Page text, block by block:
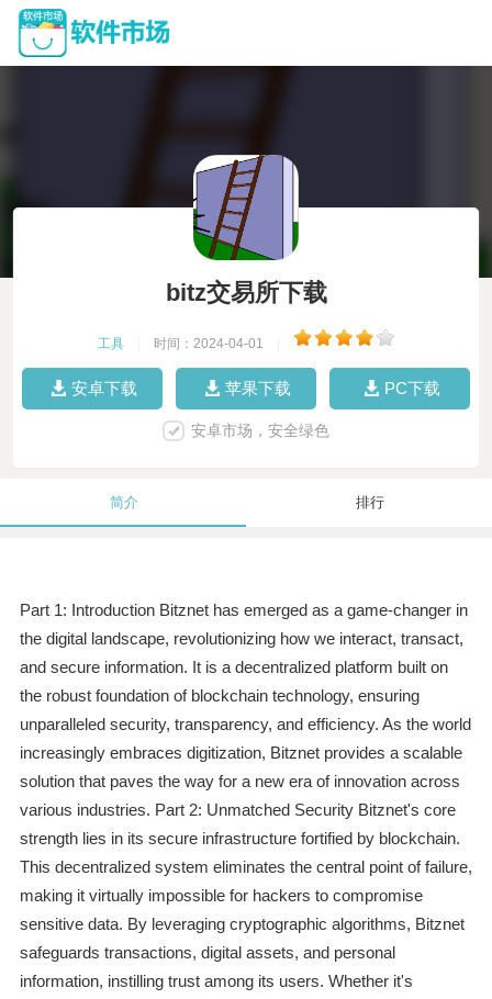
bitz交易所下载
工具 时间：2024-04-01
安卓下载 苹果下载 PC下载
安卓市场，安全绿色
简介 排行
Part 1: Introduction Bitznet has emerged as a game-changer in
the digital landscape, revolutionizing how we interact, transact,
and secure information. It is a decentralized platform built on
the robust foundation of blockchain technology, ensuring
unparalleled security, transparency, and efficiency. As the world
increasingly embraces digitization, Bitznet provides a scalable
solution that paves the way for a new era of innovation across
various industries. Part 2: Unmatched Security Bitznet's core
strength lies in its secure infrastructure fortified by blockchain.
This decentralized system eliminates the central point of failure,
making it virtually impossible for hackers to compromise
sensitive data. By leveraging cryptographic algorithms, Bitznet
safeguards transactions, digital assets, and personal
information, instilling trust among its users. Whether it's